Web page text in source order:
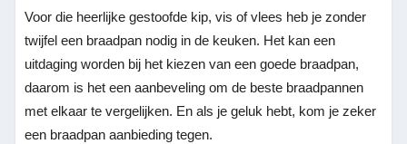
Voor die heerlijke gestoofde kip, vis of vlees heb je zonder
twijfel een braadpan nodig in de keuken. Het kan een
uitdaging worden bij het kiezen van een goede braadpan,
daarom is het een aanbeveling om de beste braadpannen
met elkaar te vergelijken. En als je geluk hebt, kom je zeker
een braadpan aanbieding tegen.